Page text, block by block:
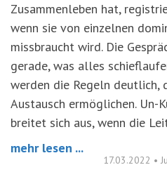
Zusammenleben hat,
wenn sie von einzelnen
missbraucht wird. Die
gerade, was alles
werden die Regeln deutlich,
Austausch ermöglichen. Un-
breitet sich aus, wenn die
mehr lesen ...
17.03.2022 •